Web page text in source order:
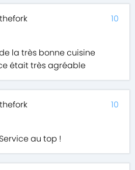
thefork
la très bonne cuisine
était très agréable
10
thefork
au top !
10